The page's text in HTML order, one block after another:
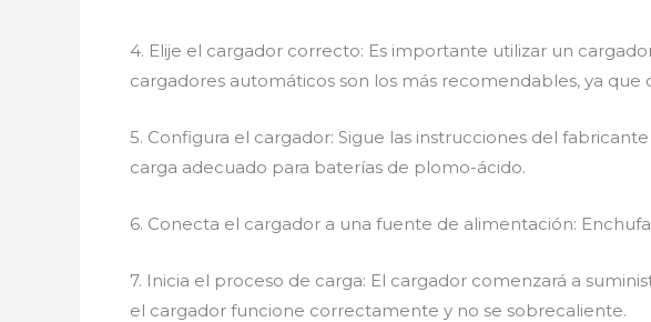
4. Elije el cargador correcto: Es importante utilizar un
cargadores automáticos son los más recomendables, ya
5. Configura el cargador: Sigue las instrucciones del
carga adecuado para baterías de plomo-ácido.
6. Conecta el cargador a una fuente de alimentación:
7. Inicia el proceso de carga: El cargador comenzará a
el cargador funcione correctamente y no se sobrecaliente.